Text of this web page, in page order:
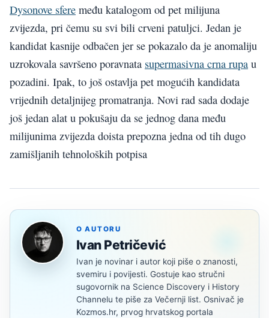
Dysonove sfere među katalogom od pet milijuna
zvijezda, pri čemu su svi bili crveni patuljci. Jedan je
kandidat kasnije odbačen jer se pokazalo da je anomaliju
uzrokovala savršeno poravnata supermasivna crna rupa u
pozadini. Ipak, to još ostavlja pet mogućih kandidata
vrijednih detaljnijeg promatranja. Novi rad sada dodaje
još jedan alat u pokušaju da se jednog dana među
milijunima zvijezda doista prepozna jedna od tih dugo
zamišljanih tehnoloških potpisa
O AUTORU
Ivan Petričević
Ivan je novinar i autor koji piše o znanosti,
svemiru i povijesti. Gostuje kao stručni
sugovornik na Science Discovery i History
Channelu te piše za Večernji list. Osnivač je
Kozmos.hr, prvog hrvatskog portala